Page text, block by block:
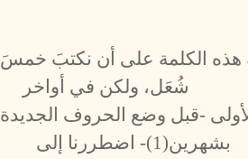
هذه الكلمة على أن نكتبَ خمسَ
شُعَل، ولكن في أواخر
-قبل وضع الحروف الجديدة
بشهرين(1)- اضطررنا إلى